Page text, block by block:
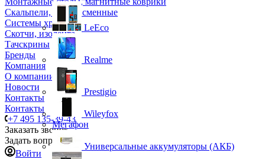
Скальпели, лезвия сменные
Системы хранения
Скотчи, изолента
Тачскрины
Бренды
Компания
О компании
Новости
Контакты
Контакты
+7 495 135-39-43
Заказать звонок
Задать вопрос
Войти
LeEco
Realme
Prestigio
Wileyfox
Мегафон
Универсальные аккумуляторы (АКБ)